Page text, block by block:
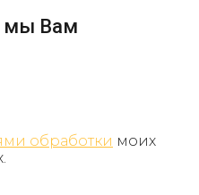
мы Вам
обработки моих